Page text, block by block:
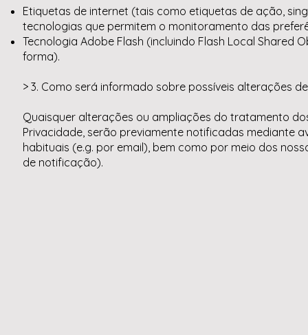
Etiquetas de internet (tais como etiquetas de ação,
tecnologias que permitem o monitoramento das
Tecnologia Adobe Flash (incluindo Flash Local
forma).
> 3. Como será informado sobre possíveis alterações
Quaisquer alterações ou ampliações do tratamento
Privacidade, serão previamente notificadas mediante
habituais (e.g. por email), bem como por meio dos
de notificação).